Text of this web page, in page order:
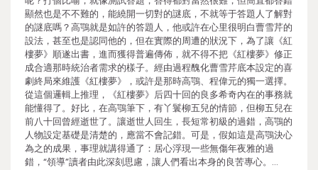
顯然也是不不難的，能繞開一切對的謎底，不就等于答題人了解對
的謎底嗎？高鶚就是如許的答題人，他或許在心里很明白曹雪芹的
設法，甚至也是認同他的，但在實際的周遭的狀況下，為了讓《紅
樓夢》順遂出書，進而獲得普遍傳佈，就不得不把《紅樓夢》修正
成合適那時統治者需求的樣子。經由過程醜化曹雪芹底本設定的喜
劇終局來維護《紅樓夢》，或許是那時高鶚、程偉元的獨一選擇。
從這個邏輯上推理，《紅樓夢》后四十回的良多希奇內在的事務就
能懂得了。好比，在高鶚筆下，有丫鬟柳五兒的情節，但柳五兒在
前八十回曾經逝世了。讓逝世人回生，長短常初級的過錯，高鶚的
人物設定基礎是清楚的，應當不會記錯。可是，假如這是高鶚決心
為之的成果，事理就講得通了：居心浮現一些無傷年夜雅的過
錯，“領導”讀者由此深刻思慮，讓人們看出本身的良苦專心。…